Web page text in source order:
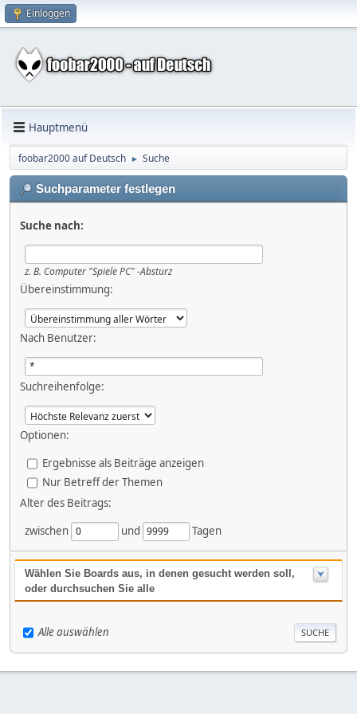
Einloggen
Hauptmenü
foobar2000 auf Deutsch ► Suche
Suchparameter festlegen
Suche nach:
z. B. Computer "Spiele PC" -Absturz
Übereinstimmung:
Nach Benutzer:
Suchreihenfolge:
Optionen:
Ergebnisse als Beiträge anzeigen
Nur Betreff der Themen
Alter des Beitrags:
zwischen
und Tagen
Wählen Sie Boards aus, in denen gesucht werden soll,
oder durchsuchen Sie alle
Alle auswählen